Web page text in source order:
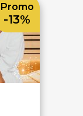
Promo
-13%